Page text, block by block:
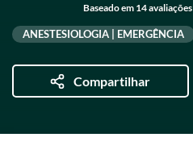
Baseado em 14 avaliações
ANESTESIOLOGIA | EMERGÊNCIA
Compartilhar